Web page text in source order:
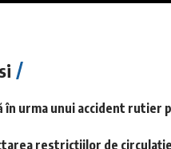
în urma unui accident rutier
restricțiilor de